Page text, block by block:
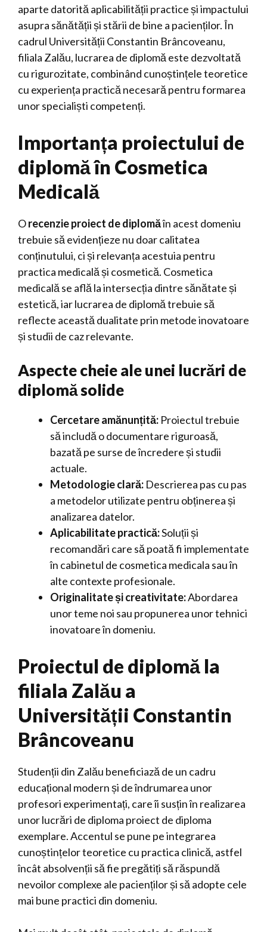
aparte datorită aplicabilității practice și impactului
asupra sănătății și stării de bine a pacienților. În
cadrul Universității Constantin Brâncoveanu,
filiala Zalău, lucrarea de diplomă este dezvoltată
cu rigurozitate, combinând cunoștințele teoretice
cu experiența practică necesară pentru formarea
unor specialiști competenți.
Importanța proiectului de
diplomă în Cosmetica
Medicală
Orecenzie proiect de diplomăîn acest domeniu
trebuie să evidențieze nu doar calitatea
conținutului, ci și relevanța acestuia pentru
practica medicală și cosmetică. Cosmetica
medicală se află la intersecția dintre sănătate și
estetică, iar lucrarea de diplomă trebuie să
reflecte această dualitate prin metode inovatoare
și studii de caz relevante.
Aspecte cheie ale unei lucrări de
diplomă solide
Cercetare amănunțită: Proiectul trebuie
să includă o documentare riguroasă,
bazată pe surse de încredere și studii
actuale.
Metodologie clară: Descrierea pas cu pas
a metodelor utilizate pentru obținerea și
analizarea datelor.
Aplicabilitate practică:Soluții și
recomandări care să poată fi implementate
în cabinetul de cosmetica medicala sau în
alte contexte profesionale.
Originalitate și creativitate:Abordarea
unor teme noi sau propunerea unor tehnici
inovatoare în domeniu.
Proiectul de diplomă la
filiala Zalău a
Universității Constantin
Brâncoveanu
Studenții din Zalău beneficiază de un cadru
educațional modern și de îndrumarea unor
profesori experimentați, care îi susțin în realizarea
unor lucrări de diploma proiect de diploma
exemplare. Accentul se pune pe integrarea
cunoștințelor teoretice cu practica clinică, astfel
încât absolvenții să fie pregătiți să răspundă
nevoilor complexe ale pacienților și să adopte cele
mai bune practici din domeniu.